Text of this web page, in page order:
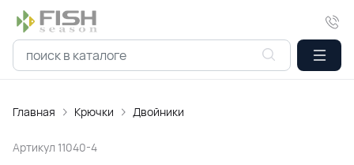
Главная Крючки Двойники
Артикул 11040-4